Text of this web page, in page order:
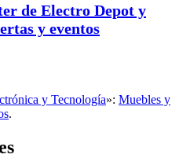
de Electro Depot y
y eventos
y Tecnología»: Muebles y
.